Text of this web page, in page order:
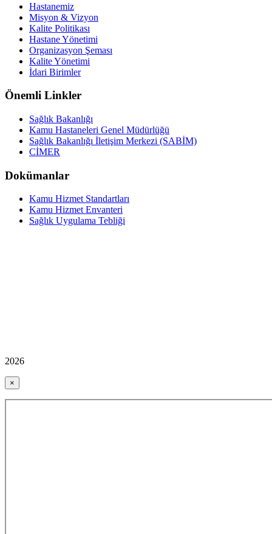
Hastanemiz
Misyon & Vizyon
Kalite Politikası
Hastane Yönetimi
Organizasyon Şeması
Kalite Yönetimi
İdari Birimler
Önemli Linkler
Sağlık Bakanlığı
Kamu Hastaneleri Genel Müdürlüğü
Sağlık Bakanlığı İletişim Merkezi (SABİM)
CİMER
Dokümanlar
Kamu Hizmet Standartları
Kamu Hizmet Envanteri
Sağlık Uygulama Tebliği
2026
×